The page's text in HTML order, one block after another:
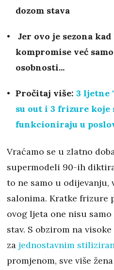
dozom stava
Jer ovo je sezona
kompromise već
osobnosti...
Pročitaj više: 3 ljetne
su out i 3 frizure koje
funkcioniraju u
Vraćamo se u zlatno
supermodeli 90-ih
to ne samo u
salonima. Kratke frizure
ovog ljeta one nisu
stav. S obzirom na
za jednostavnim
promjenom, sve više